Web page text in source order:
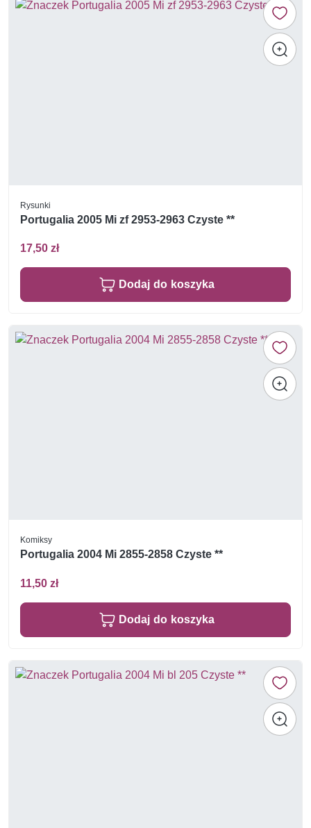
Rysunki
Portugalia 2005 Mi zf 2953-2963 Czyste **
17,50 zł
Dodaj do koszyka
Komiksy
Portugalia 2004 Mi 2855-2858 Czyste **
11,50 zł
Dodaj do koszyka